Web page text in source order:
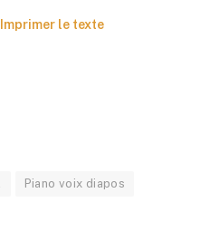
Imprimer le texte
Piano voix diapos